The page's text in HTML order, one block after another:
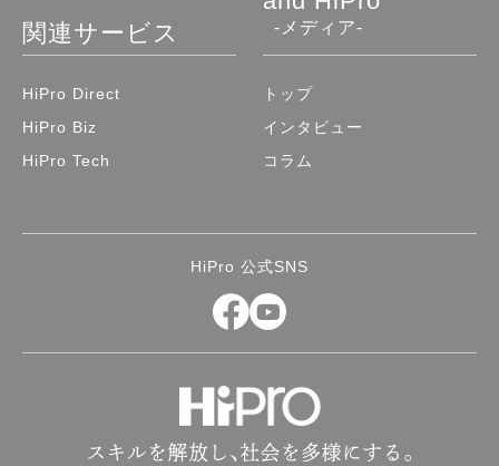
HiPro 公式SNS
関連サービス
HiPro Direct
HiPro Biz
HiPro Tech
-メディア-
トップ
インタビュー
コラム